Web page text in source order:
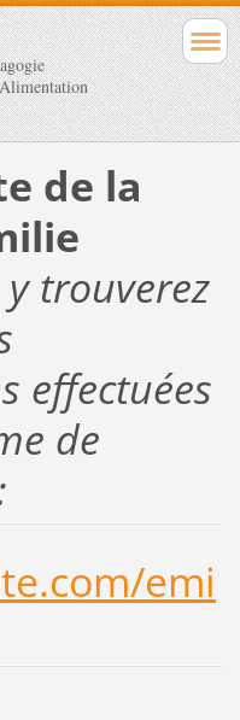
de la
trouverez
effectuées
de
emi